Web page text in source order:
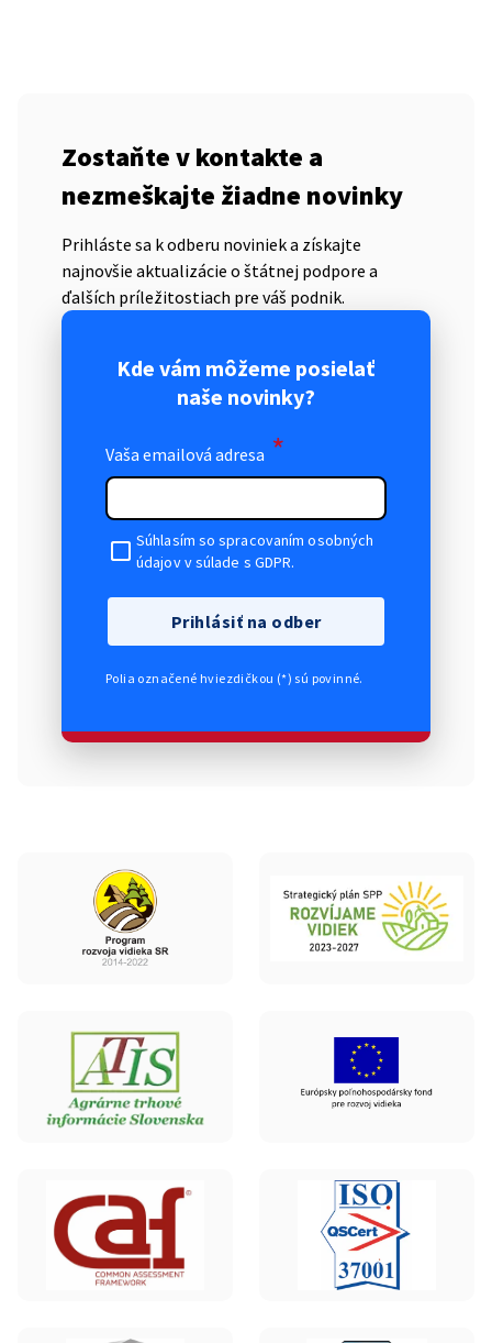
Zostaňte v kontakte a
nezmeškajte žiadne novinky
Prihláste sa k odberu noviniek a získajte
najnovšie aktualizácie o štátnej podpore a
ďalších príležitostiach pre váš podnik.
Kde vám môžeme posielať
naše novinky?
Vaša emailová adresa *
Súhlasím so spracovaním osobných
údajov v súlade s GDPR.
Prihlásiť na odber
Polia označené hviezdičkou (*) sú povinné.